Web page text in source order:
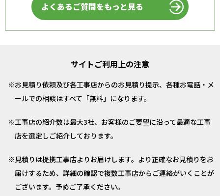
よくあるご質問をもっと見る
サイトご利用上の注意
お見積り依頼及び各工事店からのお見積り提示、各種お電話・メ
ールでの相談はすべて「無料」になります。
工事店の紹介数は最大3社、お客様のご要望に沿って最適な工事
店を選定しご紹介しております。
見積りは提携工事店よりお届けします。より正確なお見積りをお
届けするため、詳細の確認で複数工事店からご連絡がいくことが
ございます。予めご了承ください。